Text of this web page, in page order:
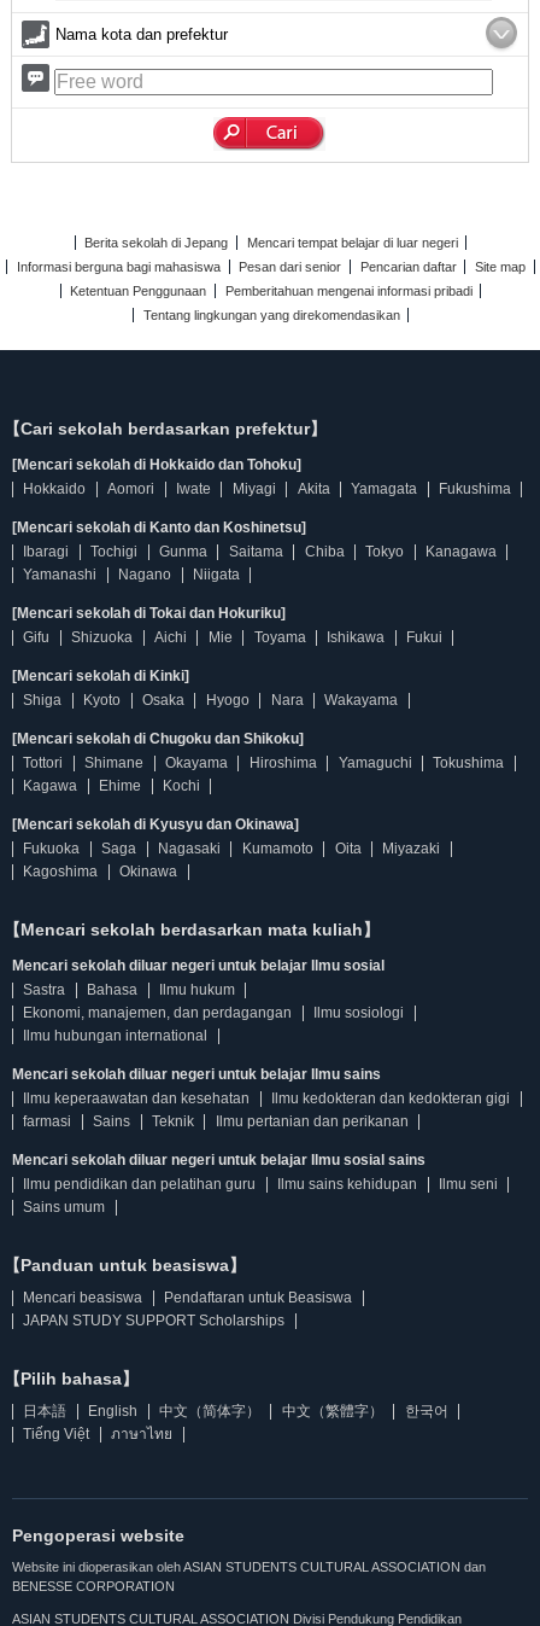
Nama kota dan prefektur
Berita sekolah di Jepang
Mencari tempat belajar di luar negeri
Informasi berguna bagi mahasiswa
Pesan dari senior Pencarian daftar
Site map
Ketentuan Penggunaan
Pemberitahuan mengenai informasi pribadi
Tentang lingkungan yang direkomendasikan
【Cari sekolah berdasarkan prefektur】
[Mencari sekolah di Hokkaido dan Tohoku]
Hokkaido
Aomori Iwate Miyagi Akita Yamagata Fukushima
[Mencari sekolah di Kanto dan Koshinetsu]
Ibaragi
Tochigi Gunma Saitama Chiba Tokyo
Kanagawa
Yamanashi
Nagano Niigata
[Mencari sekolah di Tokai dan Hokuriku]
Gifu
Shizuoka Aichi Mie Toyama Ishikawa Fukui
[Mencari sekolah di Kinki]
Shiga
Kyoto Osaka Hyogo Nara Wakayama
[Mencari sekolah di Chugoku dan Shikoku]
Tottori
Shimane Okayama Hiroshima Yamaguchi
Tokushima
Kagawa
Ehime Kochi
[Mencari sekolah di Kyusyu dan Okinawa]
Fukuoka
Saga Nagasaki Kumamoto Oita
Miyazaki
Kagoshima
Okinawa
【Mencari sekolah berdasarkan mata kuliah】
Mencari sekolah diluar negeri untuk belajar Ilmu sosial
Sastra
Bahasa
Ilmu hukum
Ekonomi, manajemen, dan perdagangan
Ilmu sosiologi
Ilmu hubungan international
Mencari sekolah diluar negeri untuk belajar Ilmu sains
Ilmu keperaawatan dan kesehatan
Ilmu kedokteran dan kedokteran gigi
farmasi
Sains Teknik Ilmu pertanian dan perikanan
Mencari sekolah diluar negeri untuk belajar Ilmu sosial sains
Ilmu pendidikan dan pelatihan guru
Ilmu sains kehidupan
Ilmu seni
Sains umum
【Panduan untuk beasiswa】
Mencari beasiswa
Pendaftaran untuk Beasiswa
JAPAN STUDY SUPPORT Scholarships
【Pilih bahasa】
日本語 English 中文（简体字） 中文（繁體字）
한국어
Tiếng Việt
ภาษาไทย
Pengoperasi website
Website ini dioperasikan oleh ASIAN STUDENTS CULTURAL ASSOCIATION dan
BENESSE CORPORATION
ASIAN STUDENTS CULTURAL ASSOCIATION Divisi Pendukung Pendidikan